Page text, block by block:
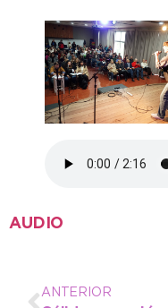
AUDIO
ANTERIOR